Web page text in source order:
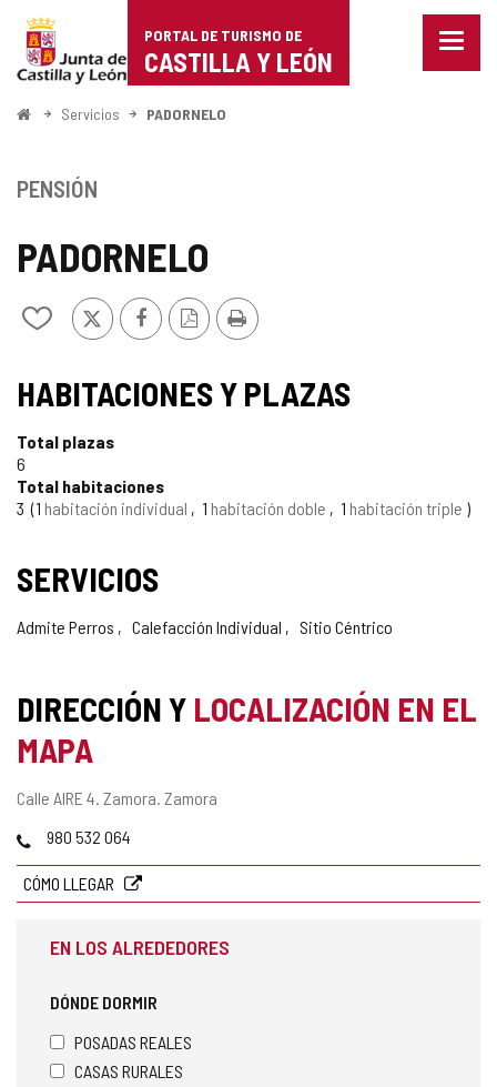
Portal
de
Turismo
Castilla
León
PORTAL DE TURISMO DE
CASTILLA Y LEÓN
Menu
InicioServicios PADORNELO
PADORNELO
Añadir/quitar
cuadernos
X FacebookVersión
PDF
Imprimir
PENSIÓN
HABITACIONES Y PLAZAS
Total plazas
6
Total habitaciones
3
1 habitación individual 1 habitación doble 1 habitación triple
SERVICIOS
Admite Perros Calefacción Individual Sitio Céntrico
DIRECCIÓN Y LOCALIZACIÓN EN EL
MAPA
Dirección
Calle AIRE 4. Zamora. Zamora
Teléfonos
980 532 064
CÓMO LLEGAR
EN LOS ALREDEDORES
DÓNDE DORMIR
POSADAS REALES
CASAS RURALES